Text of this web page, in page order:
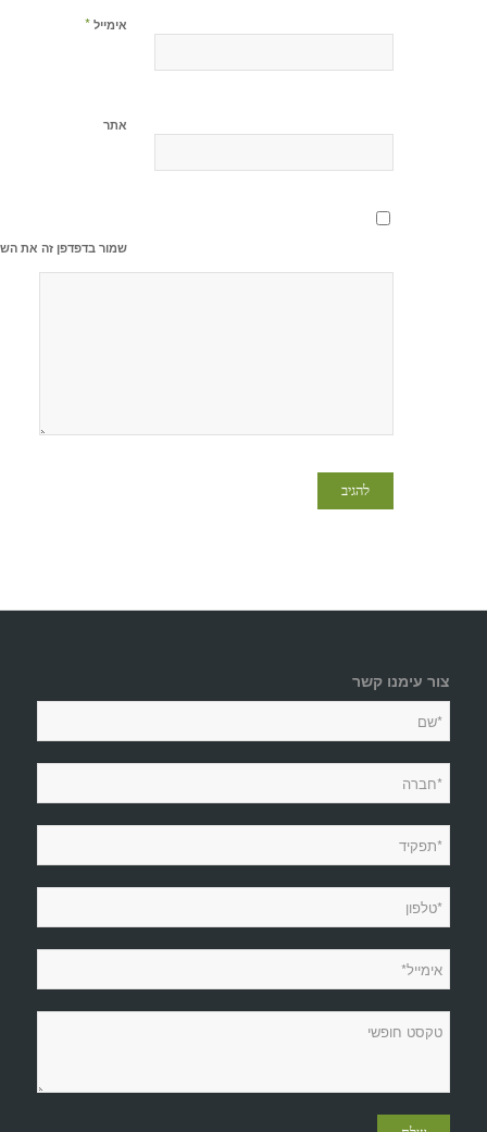
אימייל *
אתר
שמור בדפדפן זה את
צור עימנו קשר